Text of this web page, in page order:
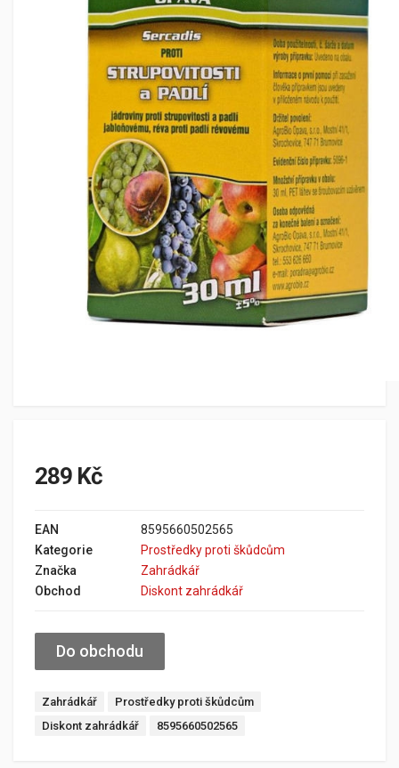
289 Kč
EAN
8595660502565
Kategorie
Prostředky proti škůdcům
Značka
Zahrádkář
Obchod
Diskont zahrádkář
Do obchodu
Zahrádkář
Prostředky proti škůdcům
Diskont zahrádkář
8595660502565